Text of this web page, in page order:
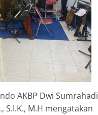
AKBP Dwi Sumrahadi
S.I.K., M.H mengatakan